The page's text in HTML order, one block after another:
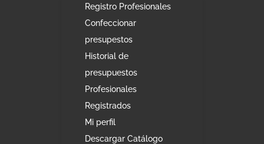
Registro Profesionales
Confeccionar
presupestos
Historial de
presupuestos
Profesionales
Registrados
Mi perfil
Descargar Catálogo